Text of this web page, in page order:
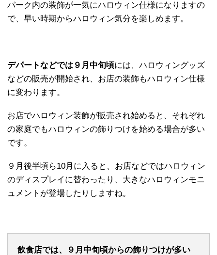
パーク内の装飾が一気にハロウィン仕様になりますの
で、早い時期からハロウィン気分を楽しめます。
デパートなどでは９月中旬頃には、ハロウィングッズ
などの販売が開始され、お店の装飾もハロウィン仕様
に変わります。
お店でハロウィン装飾が販売され始めると、それぞれ
の家庭でもハロウィンの飾りつけを始める場合が多い
です。
９月後半頃ら10月に入ると、お店などではハロウィン
のディスプレイに替わったり、大きなハロウィンモニ
ュメントが登場したりしますね。
飲食店では、９月中旬頃からの飾りつけが多い